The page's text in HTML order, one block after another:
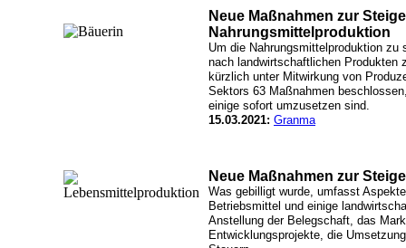
Neue Maßnahmen zur
Nahrungsmittelproduktion
Um die Nahrungsmittelproduktion
nach landwirtschaftlichen Produkten
kürzlich unter Mitwirkung von
Sektors 63 Maßnahmen
einige sofort umzusetzen sind.
15.03.2021: Granma
Neue Maßnahmen zur
Was gebilligt wurde, umfasst
Betriebsmittel und einige
Anstellung der Belegschaft, das
Entwicklungsprojekte, die